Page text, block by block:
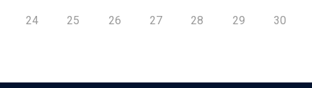
24 25 26 27 28 29 30